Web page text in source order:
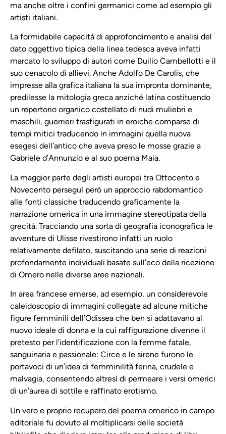
ma anche oltre i confini germanici come ad esempio gli
artisti italiani.
La formidabile capacità di approfondimento e analisi del
dato oggettivo tipica della linea tedesca aveva infatti
marcato lo sviluppo di autori come Duilio Cambellotti e il
suo cenacolo di allievi. Anche Adolfo De Carolis, che
impresse alla grafica italiana la sua impronta dominante,
predilesse la mitologia greca anziché latina costituendo
un repertorio organico costellato di nudi muliebri e
maschili, guerrieri trasfigurati in eroiche comparse di
tempi mitici traducendo in immagini quella nuova
esegesi dell’antico che aveva preso le mosse grazie a
Gabriele d’Annunzio e al suo poema Maia.
La maggior parte degli artisti europei tra Ottocento e
Novecento perseguì però un approccio rabdomantico
alle fonti classiche traducendo graficamente la
narrazione omerica in una immagine stereotipata della
grecità. Tracciando una sorta di geografia iconografica le
avventure di Ulisse rivestirono infatti un ruolo
relativamente defilato, suscitando una serie di reazioni
profondamente individuali basate sull’eco della ricezione
di Omero nelle diverse aree nazionali.
In area francese emerse, ad esempio, un considerevole
caleidoscopio di immagini collegate ad alcune mitiche
figure femminili dell’Odissea che ben si adattavano al
nuovo ideale di donna e la cui raffigurazione divenne il
pretesto per l’identificazione con la femme fatale,
sanguinaria e passionale: Circe e le sirene furono le
portavoci di un’idea di femminilità ferina, crudele e
malvagia, consentendo altresì di permeare i versi omerici
di un’aurea di sottile e raffinato erotismo.
Un vero e proprio recupero del poema omerico in campo
editoriale fu dovuto al moltiplicarsi delle società